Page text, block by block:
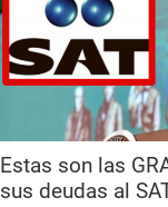
Estas son las
sus deudas al